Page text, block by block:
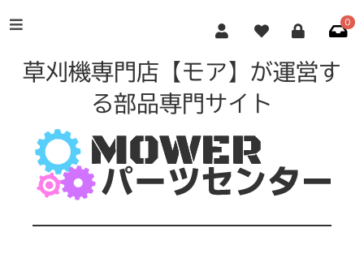
0
草刈機専門店【モア】が運営す
る部品専門サイト